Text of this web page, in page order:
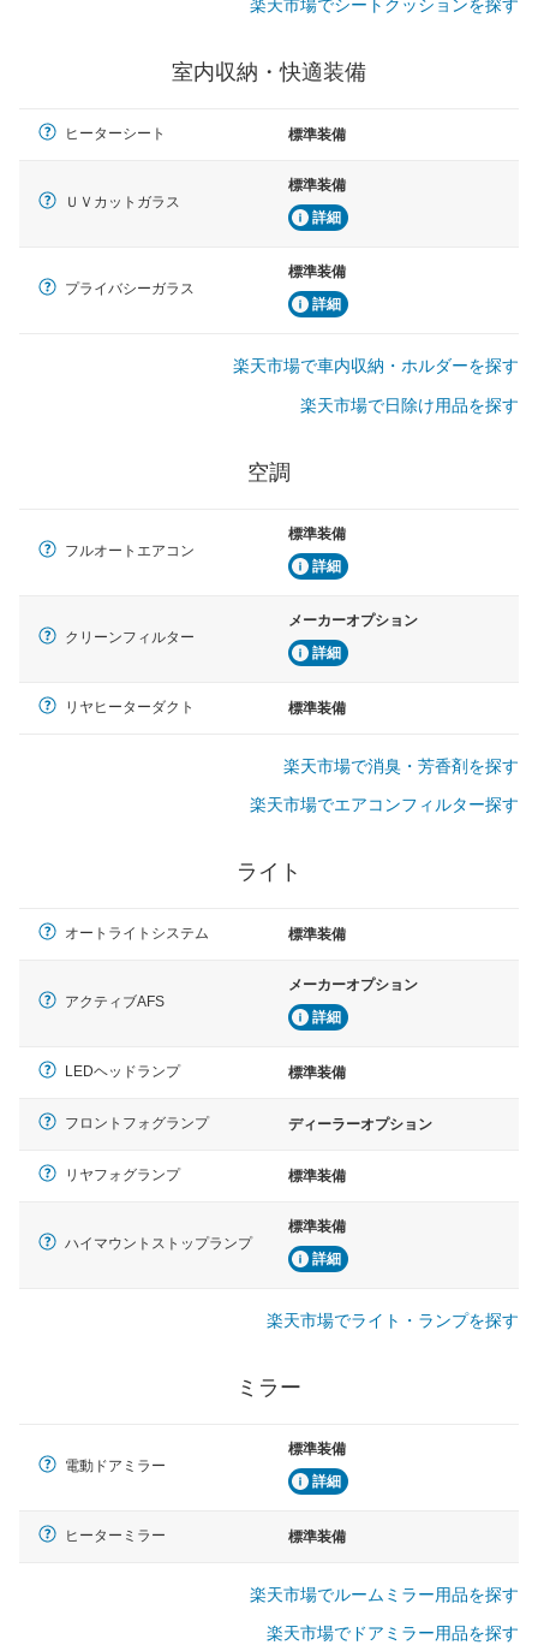
楽天市場でシートクッションを探す
室内収納・快適装備
ヒーターシート 標準装備
ＵＶカットガラス
標準装備
詳細
プライバシーガラス
標準装備
詳細
楽天市場で車内収納・ホルダーを探す
楽天市場で日除け用品を探す
空調
フルオートエアコン
標準装備
詳細
クリーンフィルター
メーカーオプション
詳細
リヤヒーターダクト 標準装備
楽天市場で消臭・芳香剤を探す
楽天市場でエアコンフィルター探す
ライト
オートライトシステム 標準装備
アクティブAFS
メーカーオプション
詳細
LEDヘッドランプ 標準装備
フロントフォグランプ ディーラーオプション
リヤフォグランプ 標準装備
ハイマウントストップランプ
標準装備
詳細
楽天市場でライト・ランプを探す
ミラー
電動ドアミラー
標準装備
詳細
ヒーターミラー 標準装備
楽天市場でルームミラー用品を探す
楽天市場でドアミラー用品を探す